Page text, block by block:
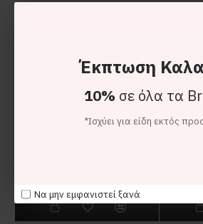
Έκπτωση
10% σε όλα τα
*Ισχύει για είδη εκτός
Να μην εμφανιστεί ξανά